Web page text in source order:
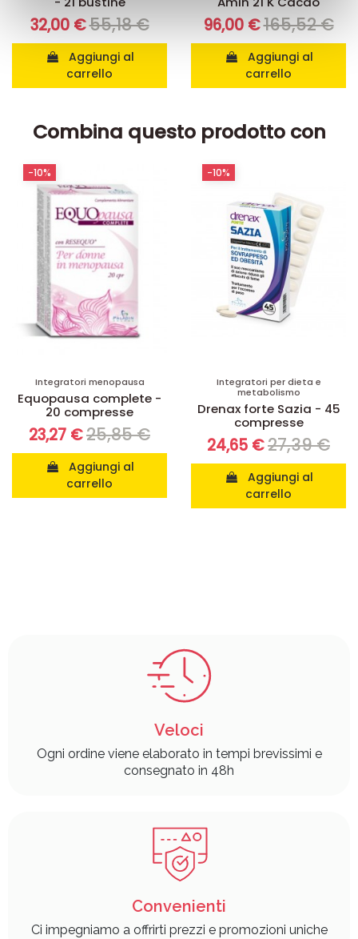
con altre informazioni che ha fornito loro o che hanno
raccolto dal suo utilizzo dei loro servizi.
32,00 €55,18 €
carrello
96,00 €165,52 €
carrello
Combina questo prodotto con
Integratori menopausa
Equopausa complete -
20 compresse
23,27 €25,85 €
carrello
-10%
Integratori per dieta e
metabolismo
Drenax forte Sazia - 45
compresse
24,65 €27,39 €
carrello
-10%
Veloci
Ogni ordine viene elaborato in tempi brevissimi e
consegnato in 48h
Convenienti
Ci impegniamo a offrirti prezzi e promozioni uniche